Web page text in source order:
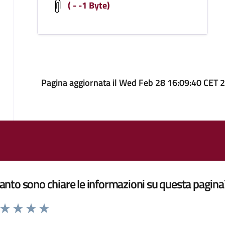
( - -1 Byte)
Pagina aggiornata il Wed Feb 28 16:09:40 CET
sono chiare le informazioni su questa
da 1 a 5 stelle la pagina